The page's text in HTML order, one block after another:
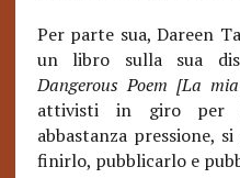
Per parte sua, Dareen
un libro sulla sua
Dangerous Poem [La
attivisti in giro per
abbastanza pressione,
finirlo, pubblicarlo e